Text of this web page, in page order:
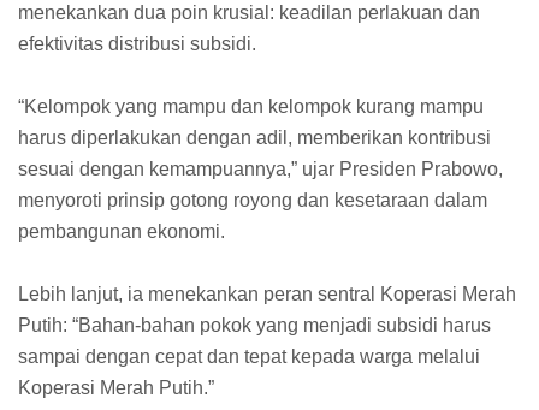
menekankan dua poin krusial: keadilan perlakuan dan
efektivitas distribusi subsidi.
“Kelompok yang mampu dan kelompok kurang mampu
harus diperlakukan dengan adil, memberikan kontribusi
sesuai dengan kemampuannya,” ujar Presiden Prabowo,
menyoroti prinsip gotong royong dan kesetaraan dalam
pembangunan ekonomi.
Lebih lanjut, ia menekankan peran sentral Koperasi Merah
Putih: “Bahan-bahan pokok yang menjadi subsidi harus
sampai dengan cepat dan tepat kepada warga melalui
Koperasi Merah Putih.”